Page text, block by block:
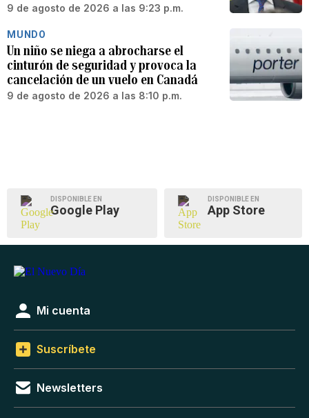
9 de agosto de 2026 a las 9:23 p.m.
MUNDO
Un niño se niega a abrocharse el
cinturón de seguridad y provoca la
cancelación de un vuelo en Canadá
9 de agosto de 2026 a las 8:10 p.m.
DISPONIBLE EN
Google Play
DISPONIBLE EN
App Store
Mi cuenta
Suscríbete
Newsletters